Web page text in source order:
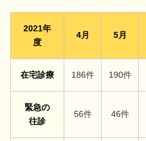
2021年
度
4月 5月
在宅診療 186件 190件
緊急の
往診
56件 46件